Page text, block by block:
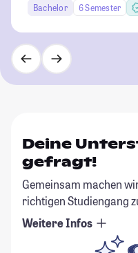
Bachelor 6 Semester
Deine
gefragt!
Gemeinsam machen
richtigen Studiengang
Weitere Infos